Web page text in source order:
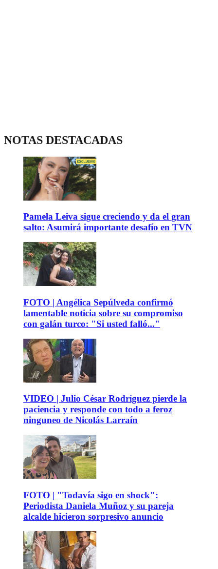
NOTAS DESTACADAS
Pamela Leiva sigue creciendo y da el gran
salto: Asumirá importante desafío en TVN
FOTO | Angélica Sepúlveda confirmó
lamentable noticia sobre su compromiso
con galán turco: "Si usted falló..."
VIDEO | Julio César Rodríguez pierde la
paciencia y responde con todo a feroz
ninguneo de Nicolás Larraín
FOTO | "Todavía sigo en shock":
Periodista Daniela Muñoz y su pareja
alcalde hicieron sorpresivo anuncio